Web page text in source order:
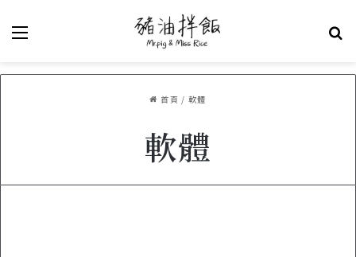
首頁 / 軟體
軟體